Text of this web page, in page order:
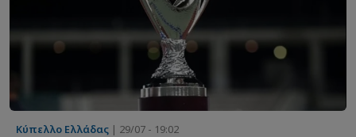
Κύπελλο Ελλάδας | 29/07 - 19:02